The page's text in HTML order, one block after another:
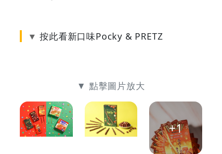
按此看新口味Pocky & PRETZ
▼ 點擊圖片放大
+1